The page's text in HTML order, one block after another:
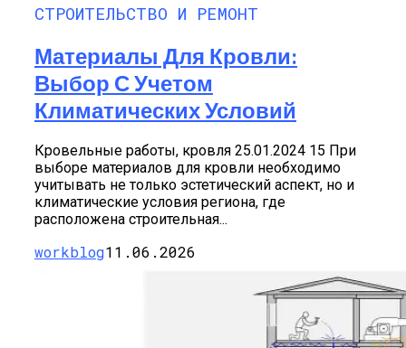
СТРОИТЕЛЬСТВО И РЕМОНТ
Материалы Для Кровли:
Выбор С Учетом
Климатических Условий
Кровельные работы, кровля 25.01.2024 15 При
выборе материалов для кровли необходимо
учитывать не только эстетический аспект, но и
климатические условия региона, где
расположена строительная...
workblog11.06.2026